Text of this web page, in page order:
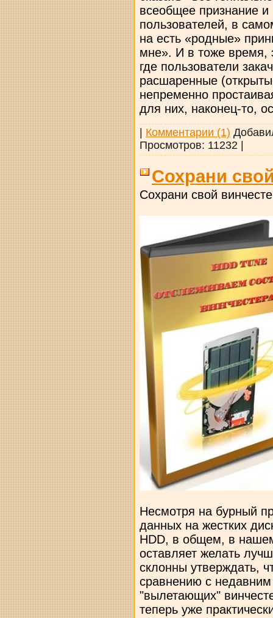
всеобщее признание
пользователей, в
на есть «родные»
мне». И в тоже время,
где пользователи
расшаренные
непременно
для них, наконец-то,
| Комментарии (1)
Просмотров: 11232 |
Сохрани
Сохрани свой
Несмотря на бурный
данных на жестких
HDD, в общем, в
оставляет желать
склонны утверждать,
сравнению с
"вылетающих"
теперь уже